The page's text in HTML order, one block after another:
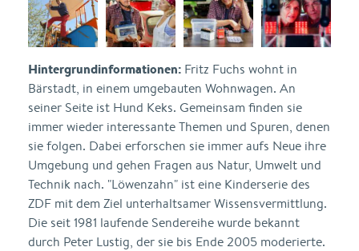
Hintergrundinformationen: Fritz Fuchs wohnt in
Bärstadt, in einem umgebauten Wohnwagen. An
seiner Seite ist Hund Keks. Gemeinsam finden sie
immer wieder interessante Themen und Spuren, denen
sie folgen. Dabei erforschen sie immer aufs Neue ihre
Umgebung und gehen Fragen aus Natur, Umwelt und
Technik nach. "Löwenzahn" ist eine Kinderserie des
ZDF mit dem Ziel unterhaltsamer Wissensvermittlung.
Die seit 1981 laufende Sendereihe wurde bekannt
durch Peter Lustig, der sie bis Ende 2005 moderierte.